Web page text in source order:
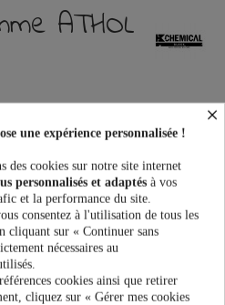
ATHOL
accessoires Rock, Pinup, Rockabilly,
PRODUIT EST DISPONIBLE
×
une expérience personnalisée !
des cookies sur notre site internet
personnalisés et adaptés à vos
et la performance du site.
consentez à l'utilisation de tous les
cliquant sur « Continuer sans
nécessaires au
cookies ainsi que retirer
cliquez sur « Gérer mes cookies